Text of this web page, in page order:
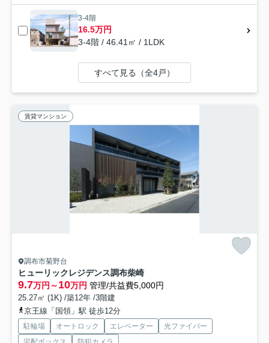
3-4階
16.5万円
3-4階 / 46.41㎡ / 1LDK
すべて見る（全4戸）
賃貸マンション
調布市菊野台
ヒューリックレジデンス調布柴崎
9.7万円～10万円 管理/共益費5,000円
25.27㎡ (1K) /築12年 /3階建
京王線「国領」駅 徒歩12分
駐輪場 オートロック エレベーター
光ファイバー